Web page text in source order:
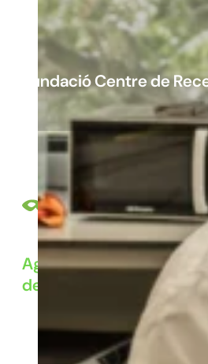
Fundació Centre de
Agrotecnio (Fundació
de Centres de Recerca